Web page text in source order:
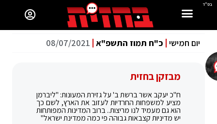
בס"ד
יום חמישי כ"ח תמוז התשפ"א 08/07/2021
מבזקן בחזית
ח"כ יעקב אשר ברשת ב' על גזירת המעונות: "ליברמן
מציע למשפחות החרדיות לעזוב את הארץ, לשם כך
הוא גם מעמיד לנו מריצות.. ברוב המדינות המפותחות
יש מדיניות קצבאות גבוהה פי כמה ממדינת ישראל"